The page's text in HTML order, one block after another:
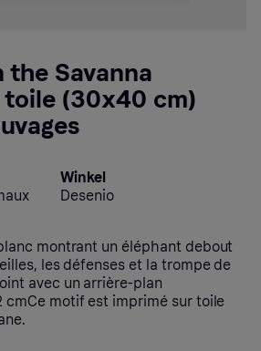
the Savanna
toile (30x40 cm)
Winkel
Desenio
montrant un éléphant debout
les défenses et la trompe de
avec un arrière-plan
cmCe motif est imprimé sur toile